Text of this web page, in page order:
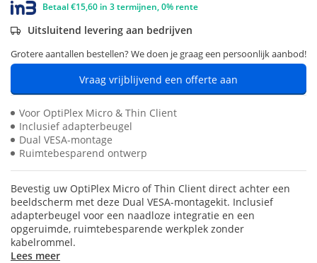
Betaal €15,60 in 3 termijnen, 0% rente
Uitsluitend levering aan bedrijven
Grotere aantallen bestellen? We doen je graag een persoonlijk aanbod!
Vraag vrijblijvend een offerte aan
Voor OptiPlex Micro & Thin Client
Inclusief adapterbeugel
Dual VESA-montage
Ruimtebesparend ontwerp
Bevestig uw OptiPlex Micro of Thin Client direct achter een
beeldscherm met deze Dual VESA-montagekit. Inclusief
adapterbeugel voor een naadloze integratie en een
opgeruimde, ruimtebesparende werkplek zonder
kabelrommel.
Lees meer